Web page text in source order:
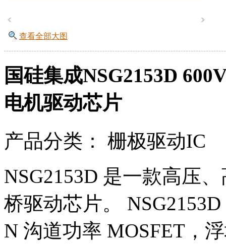
查看全部大图
国硅集成NSG2153D
电机驱动芯片
产品分类： 栅极驱动IC
NSG2153D 是一款高压
桥驱动芯片。
N 沟道功率 MOSFET，